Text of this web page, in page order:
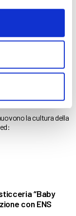
la proposta di
la cultura della
“Baby
con ENS